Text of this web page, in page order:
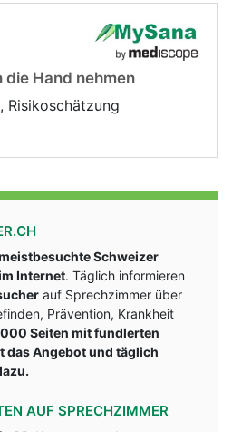
die Hand nehmen
Risikoschätzung
Schweizer
Internet. Täglich informieren
auf Sprechzimmer über
Prävention, Krankheit
Seiten mit fundlerten
das Angebot und täglich
AUF SPRECHZIMMER